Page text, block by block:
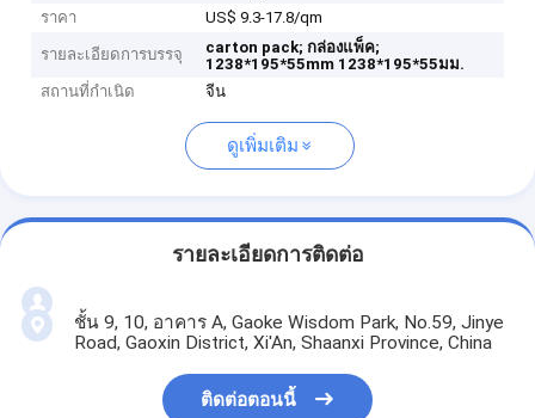
ราคา
US$ 9.3-17.8/qm
รายละเอียดการบรรจุ carton pack; กล่องแพ็ค;
1238*195*55mm 1238*195*55มม.
สถานที่กำเนิด
จีน
ดูเพิ่มเติม
รายละเอียดการติดต่อ
ชั้น 9, 10, อาคาร A, Gaoke Wisdom Park, No.59, Jinye
Road, Gaoxin District, Xi'An, Shaanxi Province, China
ติดต่อตอนนี้